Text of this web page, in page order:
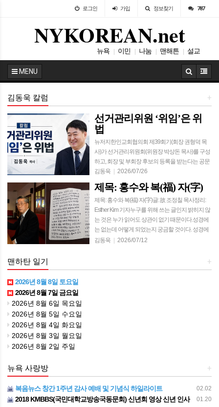
로그인 가입 정보찾기 787
NYKOREAN.net
뉴욕 이민 나눔 맨해튼 설교
사랑방
MENU
+
김동욱 칼럼
선거관리위원 ‘위임’은 위
법
뉴저지한인교회협의회 제39회기(회장 권형덕 목
사)가 선거관리위원회(위원장 박상돈 목사)를 구성
하고, 회장 및 부회장 후보의 등록을 받는다는 공문
을 7월 25일(토)에 회원 교회들에게 이메일로 발송
했다.해당 공문은 뉴…
김동욱 2026/07/26
제목: 홍수와 복(福) 자(字)
제목: 홍수와 복(福) 자(字)글: 故 조정칠 목사정리:
Esther Kim 기자누구를 위해 쓰는 글인지 밝히지 않
는 것은 누가 읽어도 상관이 없기 때문이다.성경에
는 없는데 어떻게 되었는지 궁금할 것이다. 성경에
는 …
김동욱 2026/07/12
+
맨하탄 일기
2026년 8월 8일 토요일
2026년 8월 7일 금요일
2026년 8월 6일 목요일
2026년 8월 5일 수요일
2026년 8월 4일 화요일
2026년 8월 3일 월요일
2026년 8월 2일 주일
+
뉴욕 사랑방
02.02
복음뉴스 창간 1주년 감사 예배 및 기념식 하일라이트
01.20
2018 KMBBS(국민대학교방송국동문회) 신년회 영상 신년 인사